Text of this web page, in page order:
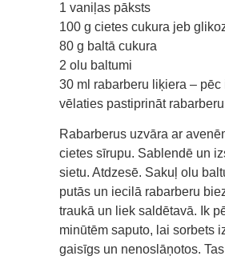
1 vaniļas pāksts
100 g cietes cukura jeb
80 g baltā cukura
2 olu baltumi
30 ml rabarberu liķiera – pēc
vēlaties pastiprināt
Rabarberus uzvāra ar
cietes sīrupu. Sablendē un
sietu. Atdzesē. Sakuļ olu
putās un iecilā rabarberu
traukā un liek saldētavā. Ik
minūtēm saputo, lai sorbets
gaisīgs un nenoslāņotos.